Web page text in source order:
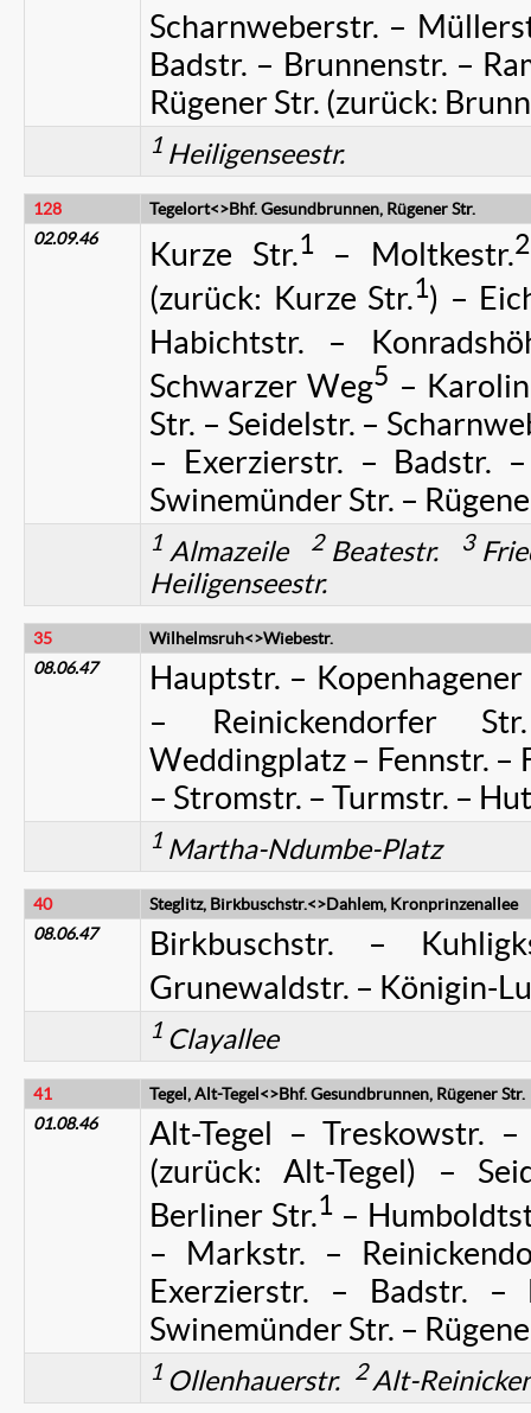
Scharnweberstr. –
Badstr. – Brunnenstr. –
Rügener Str. (zurück:
1 Heiligenseestr.
128
Tegelort<>Bhf. Gesundbrunnen, Rügener Str.
02.09.46
Kurze Str.1– Moltkestr.2
(zurück: Kurze Str.1) –
Habichtstr. –
Schwarzer Weg5 –
Str. – Seidelstr. –
– Exerzierstr. – Badstr.
Swinemünder Str. –
1 Almazeile 2Beatestr. 3
Heiligenseestr.
35
Wilhelmsruh<>Wiebestr.
08.06.47
Hauptstr. –
– Reinickendorfer
Weddingplatz – Fennstr. –
– Stromstr. – Turmstr. –
1 Martha-Ndumbe-Platz
40
Steglitz, Birkbuschstr.<>Dahlem, Kronprinzenallee
08.06.47
Birkbuschstr. –
Grunewaldstr. – Königin-
1 Clayallee
41
Tegel, Alt-Tegel<>Bhf. Gesundbrunnen, Rügener Str.
01.08.46
Alt-Tegel – Treskowstr.
(zurück: Alt-Tegel) –
Berliner Str.1–
– Markstr. –
Exerzierstr. – Badstr. –
Swinemünder Str. –
1 Ollenhauerstr. 2Alt-